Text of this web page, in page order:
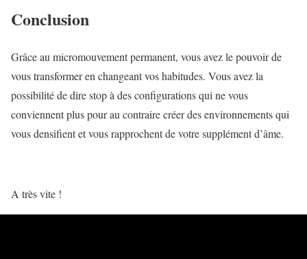
Conclusion
Grâce au micromouvement permanent, vous avez le pouvoir de
vous transformer en changeant vos habitudes. Vous avez la
possibilité de dire stop à des configurations qui ne vous
conviennent plus pour au contraire créer des environnements qui
vous densifient et vous rapprochent de votre supplément d’âme.
A très vite !